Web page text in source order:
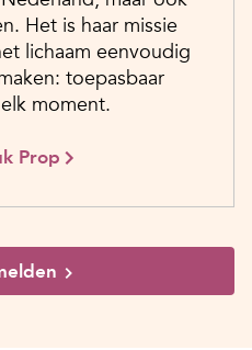
Het is haar missie
lichaam eenvoudig
toepasbaar
moment.
Prop